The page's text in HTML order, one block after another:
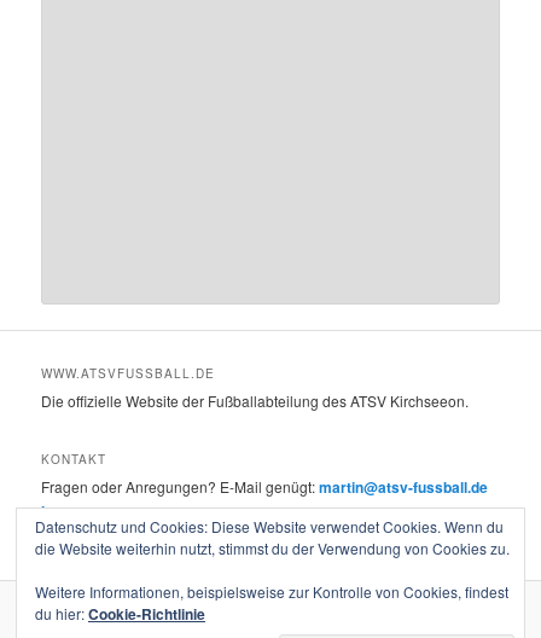
WWW.ATSVFUSSBALL.DE
Die offizielle Website der Fußballabteilung des ATSV Kirchseeon.
KONTAKT
Fragen oder Anregungen? E-Mail genügt:martin@atsv-fussball.de
Impressum
Stolz präsentiert von WordPress
Datenschutz und Cookies: Diese Website verwendet Cookies. Wenn du
die Website weiterhin nutzt, stimmst du der Verwendung von Cookies zu.
Weitere Informationen, beispielsweise zur Kontrolle von Cookies, findest
du hier:Cookie-Richtlinie